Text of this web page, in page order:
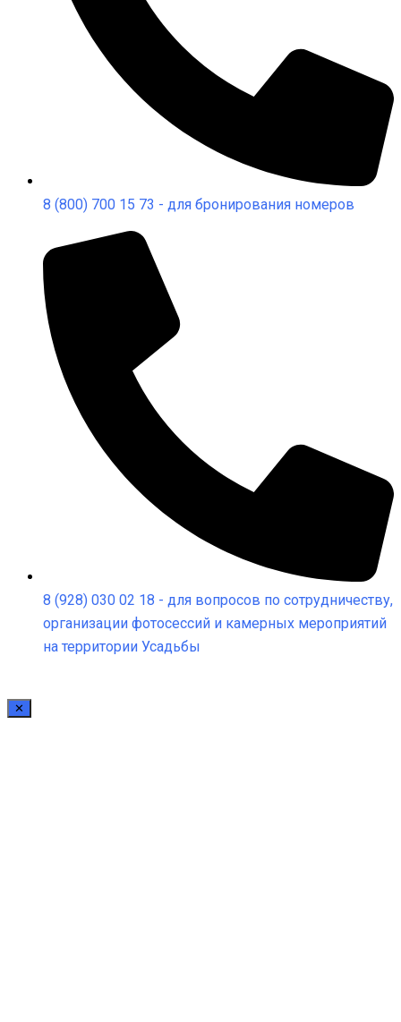
8 (800) 700 15 73 - для бронирования номеров
8 (928) 030 02 18 - для вопросов по сотрудничеству,
организации фотосессий и камерных мероприятий
на территории Усадьбы
✕